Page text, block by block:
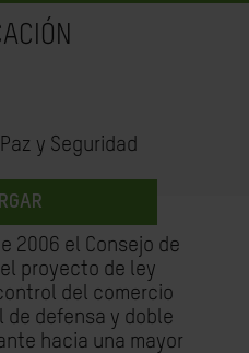
y Seguridad
2006 el Consejo de
proyecto de ley
del comercio
de defensa y doble
hacia una mayor